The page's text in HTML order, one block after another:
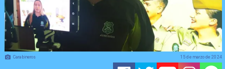
Carabineros 15 de marzo de 2024